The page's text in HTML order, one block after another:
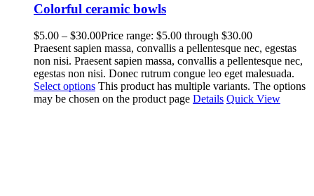
Colorful ceramic bowls
$5.00 – $30.00Price range: $5.00 through $30.00
Praesent sapien massa, convallis a pellentesque nec, egestas
non nisi. Praesent sapien massa, convallis a pellentesque nec,
egestas non nisi. Donec rutrum congue leo eget malesuada.
Select options This product has multiple variants. The options
may be chosen on the product page Details Quick View